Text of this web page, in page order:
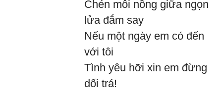
Chén môi nồng giữa ngọn
lửa đắm say
Nếu một ngày em có đến
với tôi
Tình yêu hỡi xin em đừng
dối trá!